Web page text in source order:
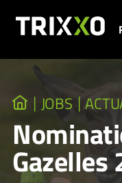
JOBS
Gazelles